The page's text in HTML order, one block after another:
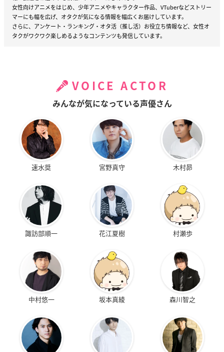
女性向けアニメをはじめ、少年アニメやキャラクター作品、VTuberなどストリー
マーにも幅を広げ、オタクが気になる情報を幅広くお届けしています。
さらに、アンケート・ランキング・オタ活（推し活）お役立ち情報など、女性オ
タクがワクワク楽しめるようなコンテンツも発信しています。
VOICE ACTOR
みんなが気になっている声優さん
速水奨 宮野真守 木村昴
諏訪部順一 花江夏樹 村瀬歩
中村悠一 坂本真綾 森川智之